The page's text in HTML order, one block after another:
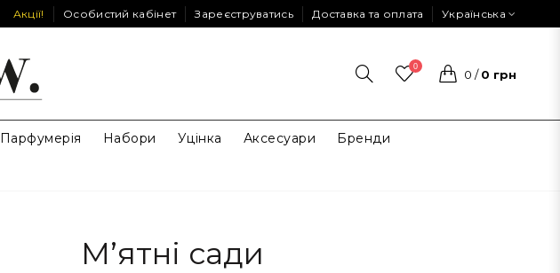
Акції! Особистий кабінет Зареєструватись Доставка та оплата Українська
0
0 / 0 грн
Парфумерія Набори Уцінка Аксесуари Бренди
М’ятні сади